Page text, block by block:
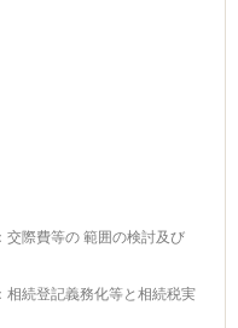
際費等の 範囲の検討及び
続登記義務化等と相続税実